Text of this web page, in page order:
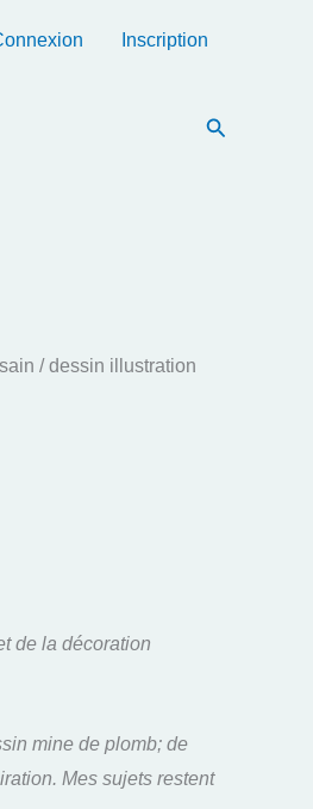
Inscription
/ dessin illustration
de la décoration
mine de plomb; de
Mes sujets restent